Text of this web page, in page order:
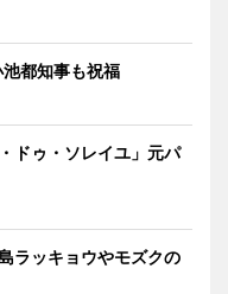
都知事も祝福
ドゥ・ソレイユ」元パ
ラッキョウやモズクの